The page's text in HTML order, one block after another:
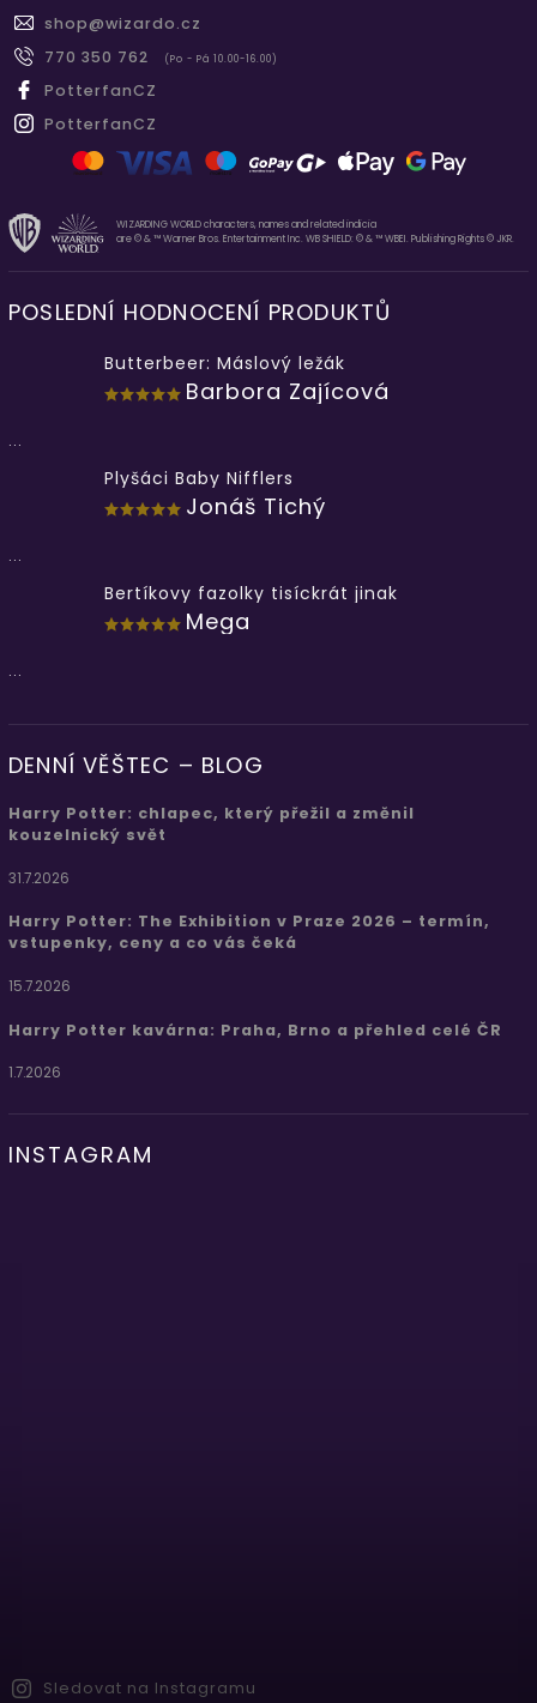
shop@wizardo.cz
770 350 762
(Po - Pá 10.00-16.00)
PotterfanCZ
PotterfanCZ
WIZARDING WORLD characters, names and related indicia
are © & ™ Warner Bros. Entertainment Inc. WB SHIELD: © & ™ WBEI. Publishing Rights © JKR.
POSLEDNÍ HODNOCENÍ PRODUKTŮ
Butterbeer: Máslový ležák
Barbora Zajícová
...
Plyšáci Baby Nifflers
Jonáš Tichý
...
Bertíkovy fazolky tisíckrát jinak
Mega
...
DENNÍ VĚŠTEC – BLOG
Harry Potter: chlapec, který přežil a změnil
kouzelnický svět
31.7.2026
Harry Potter: The Exhibition v Praze 2026 – termín,
vstupenky, ceny a co vás čeká
15.7.2026
Harry Potter kavárna: Praha, Brno a přehled celé ČR
1.7.2026
INSTAGRAM
Sledovat na Instagramu